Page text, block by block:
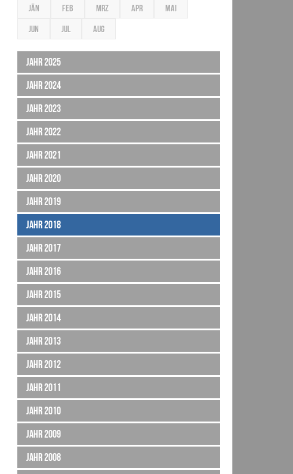
JÄN FEB MRZ APR MAI
JUN JUL AUG
Jahr 2025
Jahr 2024
Jahr 2023
Jahr 2022
Jahr 2021
Jahr 2020
Jahr 2019
Jahr 2018
Jahr 2017
Jahr 2016
Jahr 2015
Jahr 2014
Jahr 2013
Jahr 2012
Jahr 2011
Jahr 2010
Jahr 2009
Jahr 2008